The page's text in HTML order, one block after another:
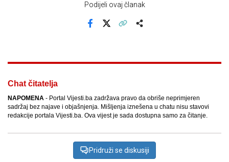
Podijeli ovaj članak
Chat čitatelja
NAPOMENA - Portal Vijesti.ba zadržava pravo da obriše neprimjeren
sadržaj bez najave i objašnjenja. Mišljenja iznešena u chatu nisu stavovi
redakcije portala Vijesti.ba. Ova vijest je sada dostupna samo za čitanje.
Pridruži se diskusiji